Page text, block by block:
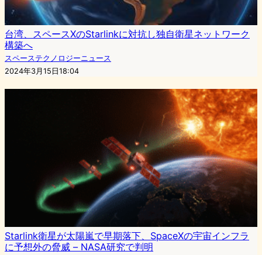
台湾、スペースXのStarlinkに対抗し独自衛星ネットワーク
構築へ
スペーステクノロジーニュース
2024年3月15日18:04
Starlink衛星が太陽嵐で早期落下、SpaceXの宇宙インフラ
に予想外の脅威 – NASA研究で判明